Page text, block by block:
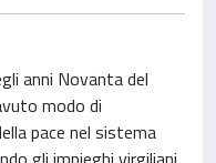
anni Novanta del
modo di
pace nel sistema